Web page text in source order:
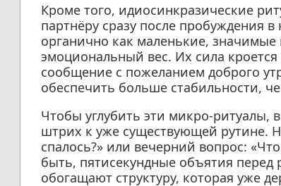
Кроме того, идиосинкразические
партнёру сразу после пробуждения
органично как маленькие,
эмоциональный вес. Их сила
сообщение с пожеланием доброго
обеспечить больше стабильности,
Чтобы углубить эти микро-
штрих к уже существующей рутине.
спалось?» или вечерний вопрос:
быть, пятисекундные объятия
обогащают структуру, которая уже